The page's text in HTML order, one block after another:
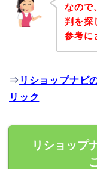
なので
判を探
参考に
⇒ リショップナビ
リック
リショップ